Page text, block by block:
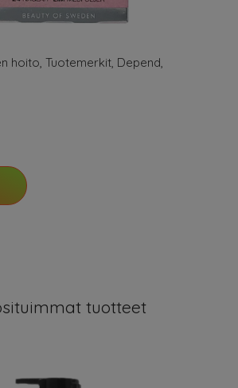
hoito, Tuotemerkit, Depend,
tuotteet